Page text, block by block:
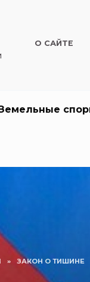
О САЙТЕ
» ЗАКОН О ТИШИНЕ